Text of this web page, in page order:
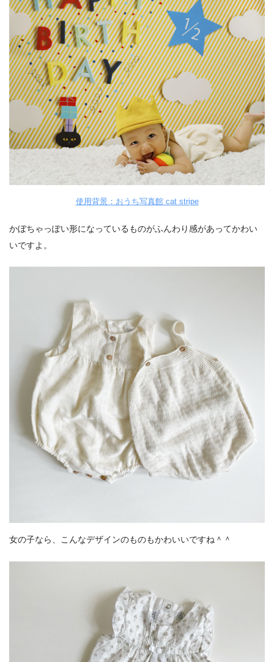
使用背景：おうち写真館 cat stripe
かぼちゃっぽい形になっているものがふんわり感があってかわい
いですよ。
女の子なら、こんなデザインのものもかわいいですね＾＾